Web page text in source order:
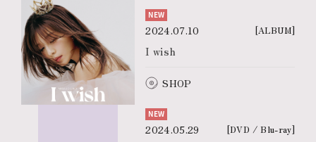
NEW
2024.07.10 [ALBUM]
I wish
SHOP
NEW
2024.05.29 [DVD / Blu-ray]